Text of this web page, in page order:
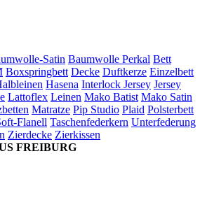
Satin Baumwolle Perkal Bett
Boxspringbett Decke Duftkerze Einzelbett
Hasena Interlock Jersey Jersey
Lattoflex Leinen Mako Batist Mako Satin
Matratze Pip Studio Plaid Polsterbett
Flanell Taschenfederkern Unterfederung
Zierdecke Zierkissen
FREIBURG